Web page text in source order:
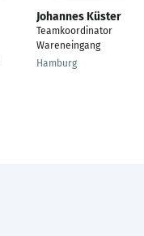
Johannes Küster
Teamkoordinator
Wareneingang
Hamburg